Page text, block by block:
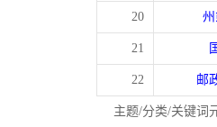
20
21
22 邮
主题/分类/关键词